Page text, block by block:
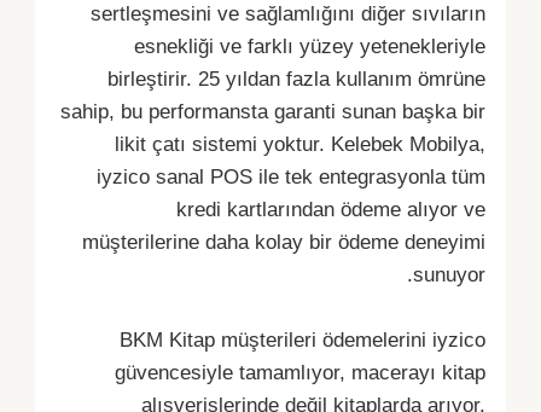
sertleşmesini ve sağlamlığını diğer sıvıların
esnekliği ve farklı yüzey yetenekleriyle
birleştirir. 25 yıldan fazla kullanım ömrüne
sahip, bu performansta garanti sunan başka bir
likit çatı sistemi yoktur. Kelebek Mobilya,
iyzico sanal POS ile tek entegrasyonla tüm
kredi kartlarından ödeme alıyor ve
müşterilerine daha kolay bir ödeme deneyimi
sunuyor.
BKM Kitap müşterileri ödemelerini iyzico
güvencesiyle tamamlıyor, macerayı kitap
alışverişlerinde değil kitaplarda arıyor.